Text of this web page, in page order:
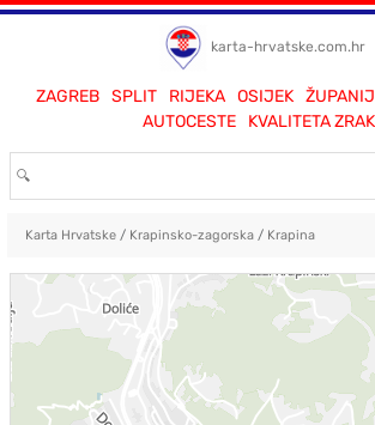
karta-hrvatske.com.hr
ZAGREB SPLIT RIJEKA OSIJEK
AUTOCESTE
KVALITETA
Karta Hrvatske/ Krapinsko-zagorska/ Krapina